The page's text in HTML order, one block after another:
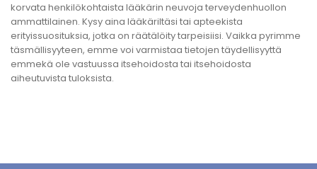
korvata henkilökohtaista lääkärin neuvoja terveydenhuollon
ammattilainen. Kysy aina lääkäriltäsi tai apteekista
erityissuosituksia, jotka on räätälöity tarpeisiisi. Vaikka pyrimme
täsmällisyyteen, emme voi varmistaa tietojen täydellisyyttä
emmekä ole vastuussa itsehoidosta tai itsehoidosta
aiheutuvista tuloksista.